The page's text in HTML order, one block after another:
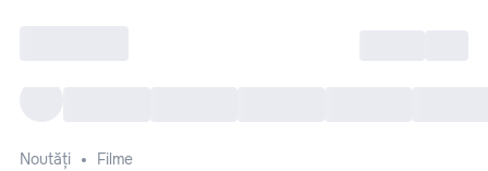
Noutăți Filme